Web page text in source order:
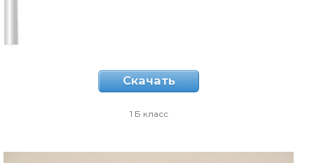
Скачать
1 Б класс